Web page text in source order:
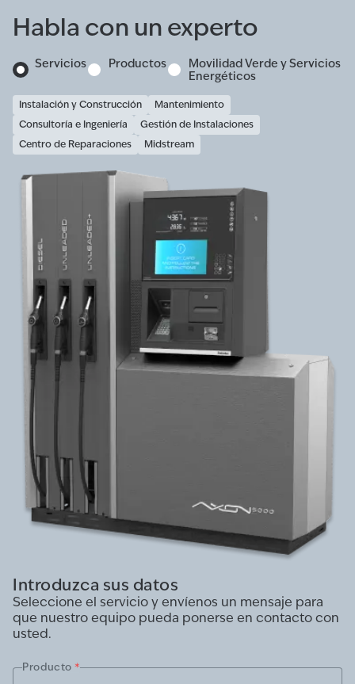
Habla con un experto
Servicios Productos
Movilidad Verde y Servicios
Energéticos
Instalación y Construcción
Mantenimiento
Consultoría e Ingeniería
Gestión de Instalaciones
Centro de Reparaciones
Midstream
Introduzca sus datos
Seleccione el servicio y envíenos un mensaje para
que nuestro equipo pueda ponerse en contacto con
usted.
Producto *